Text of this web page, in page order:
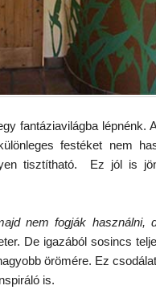
fantáziavilágba lépnénk.
festéket nem
tisztítható. Ez jól is
nem fogják használni,
De igazából sosincs
örömére. Ez
is.